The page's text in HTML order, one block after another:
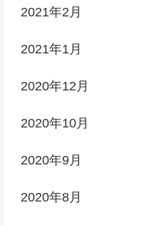
2021年2月
2021年1月
2020年12月
2020年10月
2020年9月
2020年8月